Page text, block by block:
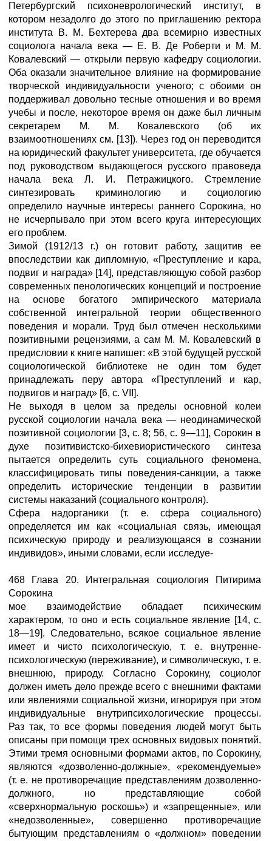
Петербургский психоневрологический институт, в
котором незадолго до этого по приглашению ректора
института В. М. Бехтерева два всемирно известных
социолога начала века — Е. В. Де Роберти и М. М.
Ковалевский — открыли первую кафедру социологии.
Оба оказали значительное влияние на формирование
творческой индивидуальности ученого; с обоими он
поддерживал довольно тесные отношения и во время
учебы и после, некоторое время он даже был личным
секретарем М. М. Ковалевского (об их
взаимоотношениях см. [13]). Через год он переводится
на юридический факультет университета, где обучается
под руководством выдающегося русского правоведа
начала века Л. И. Петражицкого. Стремление
синтезировать криминологию и социологию
определило научные интересы раннего Сорокина, но
не исчерпывало при этом всего круга интересующих
его проблем.
Зимой (1912/13 г.) он готовит работу, защитив ее
впоследствии как дипломную, «Преступление и кара,
подвиг и награда» [14], представляющую собой разбор
современных пенологических концепций и построение
на основе богатого эмпирического материала
собственной интегральной теории общественного
поведения и морали. Труд был отмечен несколькими
позитивными рецензиями, а сам М. М. Ковалевский в
предисловии к книге напишет: «В этой будущей русской
социологической библиотеке не один том будет
принадлежать перу автора «Преступлений и кар,
подвигов и наград» [6, с. VII].
Не выходя в целом за пределы основной колеи
русской социологии начала века — неодинамической
позитивной социологии [3, с. 8; 56, с. 9—11], Сорокин в
духе позитивистско-бихевиористического синтеза
пытается определить суть социального феномена,
классифицировать типы поведения-санкции, а также
определить исторические тенденции в развитии
системы наказаний (социального контроля).
Сфера надорганики (т. е. сфера социального)
определяется им как «социальная связь, имеющая
психическую природу и реализующаяся в сознании
индивидов», иными словами, если исследуе-
468 Глава 20. Интегральная социология Питирима
Сорокина
мое взаимодействие обладает психическим
характером, то оно и есть социальное явление [14, с.
18—19]. Следовательно, всякое социальное явление
имеет и чисто психологическую, т. е. внутренне-
психологическую (переживание), и символическую, т. е.
внешнюю, природу. Согласно Сорокину, социолог
должен иметь дело прежде всего с внешними фактами
или явлениями социальной жизни, игнорируя при этом
индивидуальные внутрипсихологические процессы.
Раз так, то все формы поведения людей могут быть
описаны при помощи трех основных видовых понятий.
Этими тремя основными формами актов, по Сорокину,
являются «дозволенно-должные», «рекомендуемые»
(т. е. не противоречащие представлениям дозволенно-
должного, но представляющие собой
«сверхнормальную роскошь») и «запрещенные», или
«недозволенные», совершенно противоречащие
бытующим представлениям о «должном» поведении